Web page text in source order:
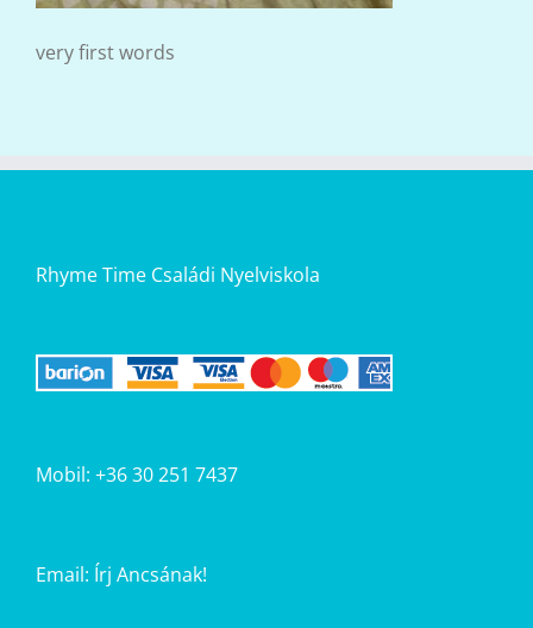
very first words
Rhyme Time Családi Nyelviskola
Mobil: +36 30 251 7437
Email: Írj Ancsának!